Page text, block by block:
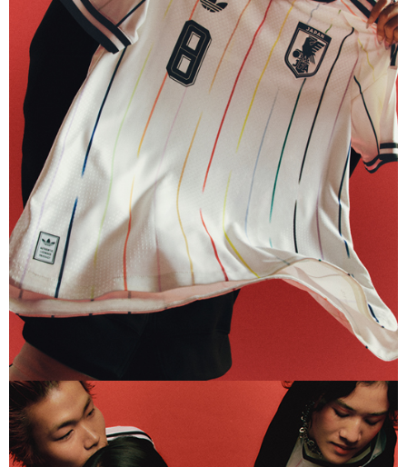
アディダス サッカー日本代表 2026 ホーム レプリカ ゴールキ
ーパー ユニフォーム 長袖
14,300
ご購入はこちら